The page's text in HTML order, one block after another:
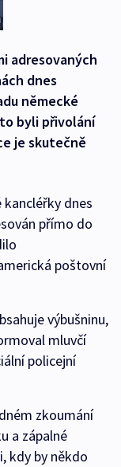
adresovaných
dnes
německé
byli přivolání
je skutečně
dnes
přímo do
poštovní
výbušninu,
mluvčí
policejní
zkoumání
a zápalné
kdy by někdo